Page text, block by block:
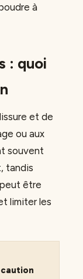
à
: quoi
et de
ou aux
souvent
tandis
peut être
limiter les